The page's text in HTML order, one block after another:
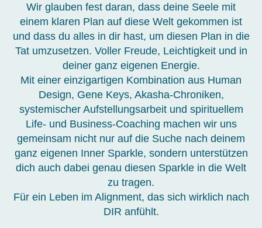
Wir glauben fest daran, dass deine Seele mit
einem klaren Plan auf diese Welt gekommen ist
und dass du alles in dir hast, um diesen Plan in die
Tat umzusetzen. Voller Freude, Leichtigkeit und in
deiner ganz eigenen Energie.
Mit einer einzigartigen Kombination aus Human
Design, Gene Keys, Akasha-Chroniken,
systemischer Aufstellungsarbeit und spirituellem
Life- und Business-Coaching machen wir uns
gemeinsam nicht nur auf die Suche nach deinem
ganz eigenen Inner Sparkle, sondern unterstützen
dich auch dabei genau diesen Sparkle in die Welt
zu tragen.
Für ein Leben im Alignment, das sich wirklich nach
DIR anfühlt.